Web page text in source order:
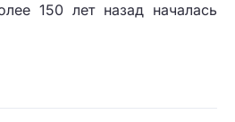
150 лет назад началась